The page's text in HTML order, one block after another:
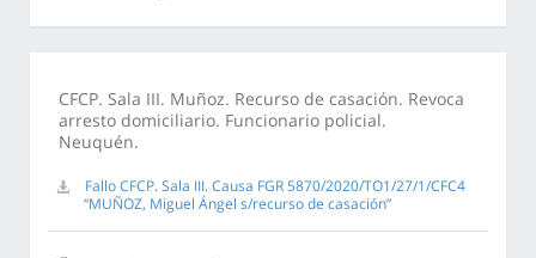
CFCP. Sala III. Muñoz. Recurso de casación. Revoca
arresto domiciliario. Funcionario policial.
Neuquén.
Fallo CFCP. Sala III. Causa FGR 5870/2020/TO1/27/1/CFC4
“MUÑOZ, Miguel Ángel s/recurso de casación”